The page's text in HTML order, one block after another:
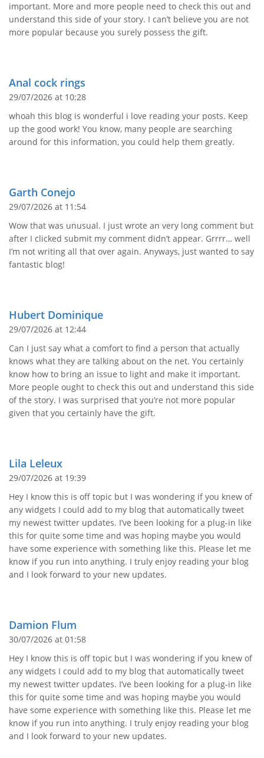
important. More and more people need to check this out and
understand this side of your story. I can’t believe you are not
more popular because you surely possess the gift.
Anal cock rings
29/07/2026 at 10:28
whoah this blog is wonderful i love reading your posts. Keep
up the good work! You know, many people are searching
around for this information, you could help them greatly.
Garth Conejo
29/07/2026 at 11:54
Wow that was unusual. I just wrote an very long comment but
after I clicked submit my comment didn’t appear. Grrrr… well
I’m not writing all that over again. Anyways, just wanted to say
fantastic blog!
Hubert Dominique
29/07/2026 at 12:44
Can I just say what a comfort to find a person that actually
knows what they are talking about on the net. You certainly
know how to bring an issue to light and make it important.
More people ought to check this out and understand this side
of the story. I was surprised that you’re not more popular
given that you certainly have the gift.
Lila Leleux
29/07/2026 at 19:39
Hey I know this is off topic but I was wondering if you knew of
any widgets I could add to my blog that automatically tweet
my newest twitter updates. I’ve been looking for a plug-in like
this for quite some time and was hoping maybe you would
have some experience with something like this. Please let me
know if you run into anything. I truly enjoy reading your blog
and I look forward to your new updates.
Damion Flum
30/07/2026 at 01:58
Hey I know this is off topic but I was wondering if you knew of
any widgets I could add to my blog that automatically tweet
my newest twitter updates. I’ve been looking for a plug-in like
this for quite some time and was hoping maybe you would
have some experience with something like this. Please let me
know if you run into anything. I truly enjoy reading your blog
and I look forward to your new updates.